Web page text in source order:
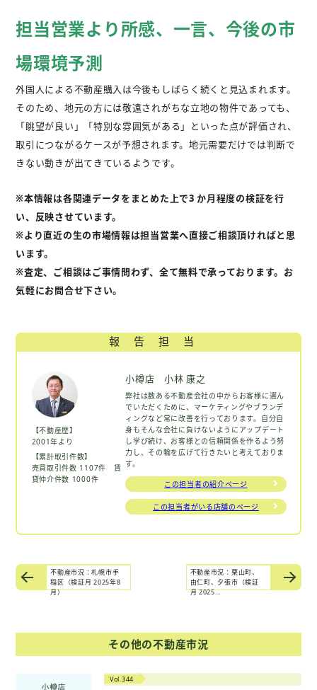
担当営業より所感、一言、今後の市
場環境予測
外国人による不動産購入は今後もしばらく続くと見込まれます。
そのため、地元の方には敬遠されがちな立地の物件であっても、
「眺望が良い」「特別な雰囲気がある」といった点が評価され、
取引につながるケースが予想されます。地元需要だけでは判断で
きない動きが出てきているようです。
※本情報は各関連データをまとめた上で3 か月程度の検証を行
い、反映させています。
※より直近の生の市場情報は担当営業へ直接ご相談頂ければと思
います。
※査定、ご相談はご事情問わず、全て無料で承っております。お
気軽にお問合せ下さい。
報告担当
【不動産歴】
2001年より
【累計取引件数】
売買取引件数 1107件 賃
貸仲介件数 1000件
小樽店 小林 康之
弊社は数ある不動産会社の中からお客様に選ん
でいただくために、マーケティングやブランデ
ィングなど常に改善を行っております。自分自
身もそんな会社に負けないようにアップデート
し学び続け、お客様との信頼関係を作るよう努
力し、その輪を広げて行きたいと考えておりま
す。
この担当者の紹介ページ
この担当者がいる店舗のページ
不動産市況：札幌市手
稲区（検証月 2025年8
月）
不動産市況：栗山町、
由仁町、夕張市（検証
月 2025...
その他の不動産市況
Vol.344